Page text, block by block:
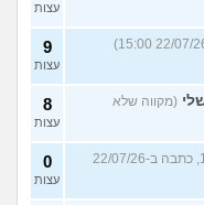
עצות
9
עצות
(מקווה שלא
8
עצות
(אנונימי, בת 18, כתבה ב-22/07/26
0
עצות